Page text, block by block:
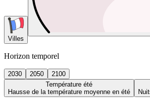
Villes
Horizon temporel
2030 2050
2100
Température été
Hausse de la température moyenne en été